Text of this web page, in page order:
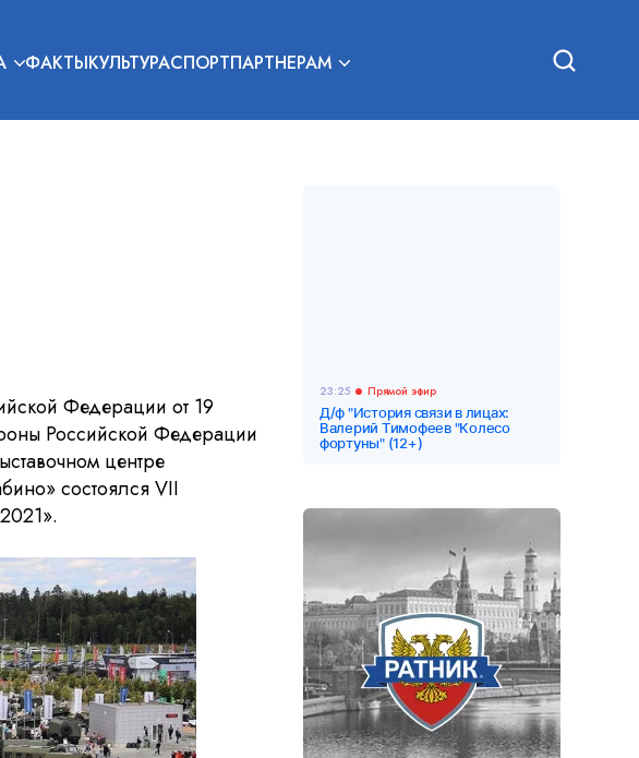
ФАКТЫКУЛЬТУРАСПОРТПАРТНЕРАМ
Федерации от 19
Российской Федерации
центре
состоялся VII
23:25 Прямой эфир
Д/ф "История связи в лицах:
Валерий Тимофеев "Колесо
фортуны" (12+)